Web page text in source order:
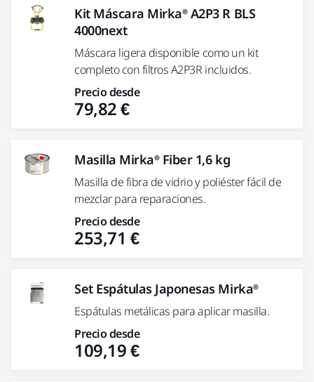
Kit Máscara Mirka® A2P3 R BLS
4000next
Máscara ligera disponible como un kit
completo con filtros A2P3R incluidos.
Precio desde
79,82 €
Masilla Mirka® Fiber 1,6 kg
Masilla de fibra de vidrio y poliéster fácil de
mezclar para reparaciones.
Precio desde
253,71 €
Set Espátulas Japonesas Mirka®
Espátulas metálicas para aplicar masilla.
Precio desde
109,19 €